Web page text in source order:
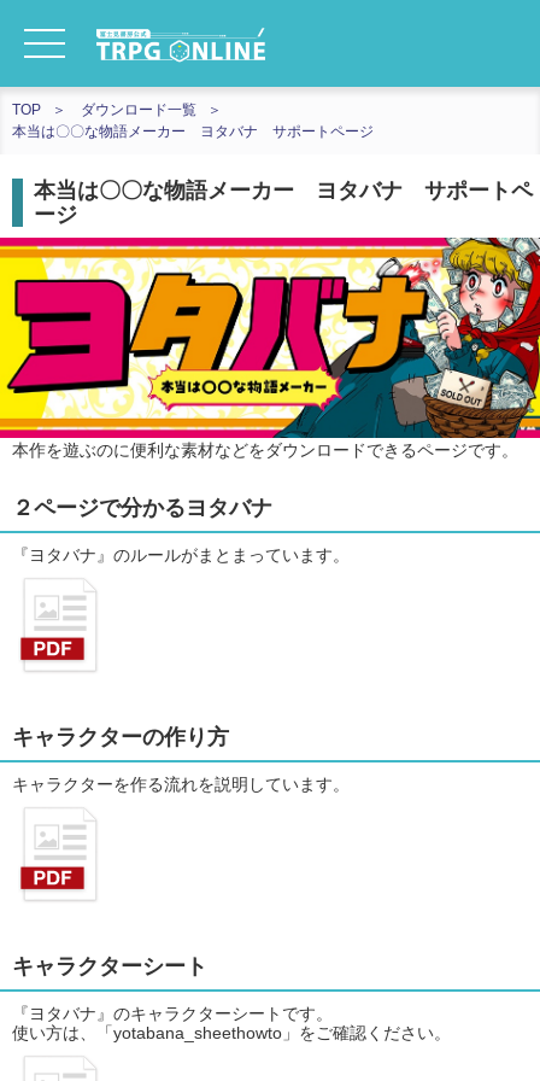
TOP
ダウンロード一覧
本当は〇〇な物語メーカー ヨタバナ サポートページ
本当は〇〇な物語メーカー ヨタバナ サポートペ
ージ
本作を遊ぶのに便利な素材などをダウンロードできるページです。
２ページで分かるヨタバナ
『ヨタバナ』のルールがまとまっています。
キャラクターの作り方
キャラクターを作る流れを説明しています。
キャラクターシート
『ヨタバナ』のキャラクターシートです。
使い方は、「yotabana_sheethowto」をご確認ください。